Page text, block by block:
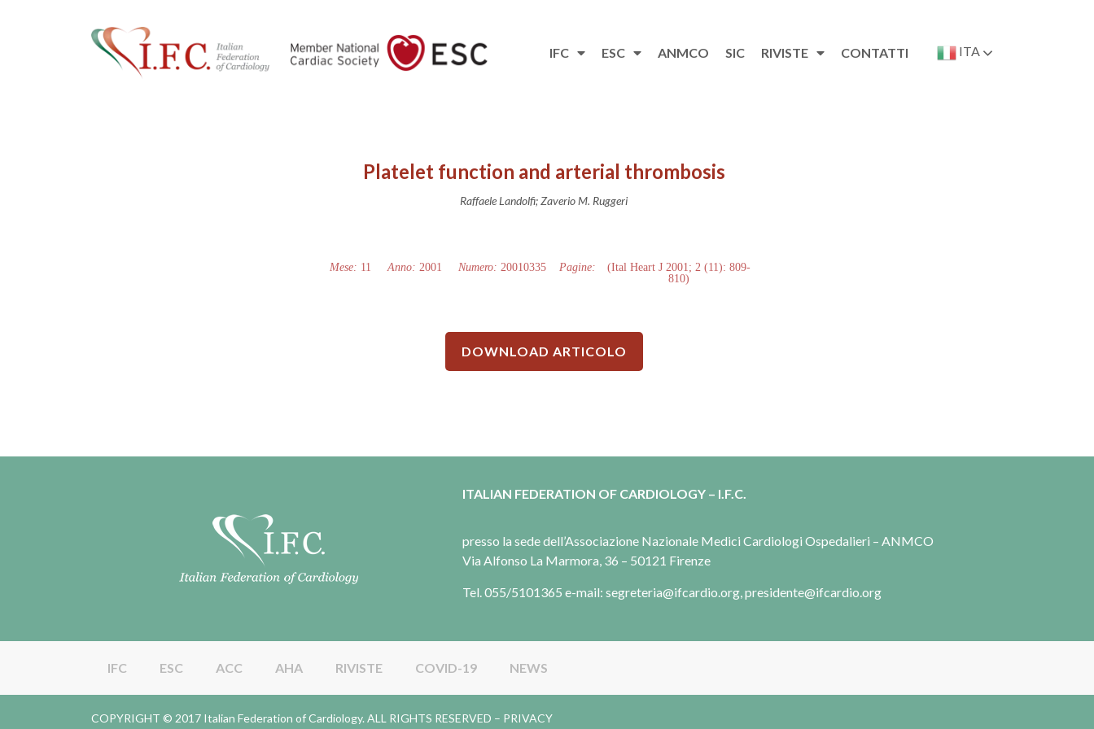
IFC ESC ANMCO SIC RIVISTE CONTATTI ITA
Platelet function and arterial thrombosis
Raffaele Landolfi; Zaverio M. Ruggeri
Mese: 11 Anno: 2001 Numero: 20010335 Pagine:
(Ital Heart J 2001; 2 (11): 809-
810)
DOWNLOAD ARTICOLO
ITALIAN FEDERATION OF CARDIOLOGY – I.F.C.
presso la sede dell’Associazione Nazionale Medici Cardiologi Ospedalieri – ANMCO
Via Alfonso La Marmora, 36 – 50121 Firenze
Tel. 055/5101365 e-mail: segreteria@ifcardio.org, presidente@ifcardio.org
IFC ESC ACC AHA RIVISTE COVID-19 NEWS
COPYRIGHT © 2017 Italian Federation of Cardiology. ALL RIGHTS RESERVED – PRIVACY